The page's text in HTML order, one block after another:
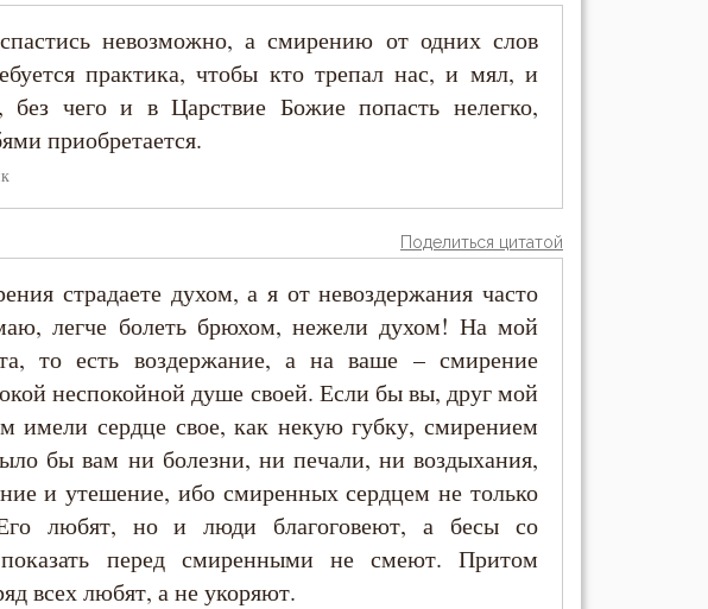
невозможно, а смирению от одних слов
практика, чтобы кто трепал нас, и мял, и
без чего и в Царствие Божие попасть нелегко,
приобретается.
Поделиться цитатой
страдаете духом, а я от невоздержания часто
легче болеть брюхом, нежели духом! На мой
то есть воздержание, а на ваше – смирение
неспокойной душе своей. Если бы вы, друг мой
имели сердце свое, как некую губку, смирением
бы вам ни болезни, ни печали, ни воздыхания,
и утешение, ибо смиренных сердцем не только
любят, но и люди благоговеют, а бесы со
перед смиренными не смеют. Притом
всех любят, а не укоряют.